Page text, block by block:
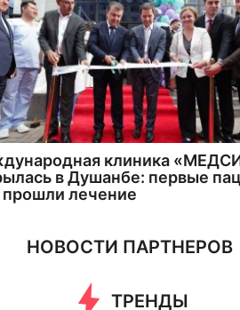
клиника
в Душанбе: первые
лечение
НОВОСТИ ПАРТНЕРОВ
ТРЕНДЫ